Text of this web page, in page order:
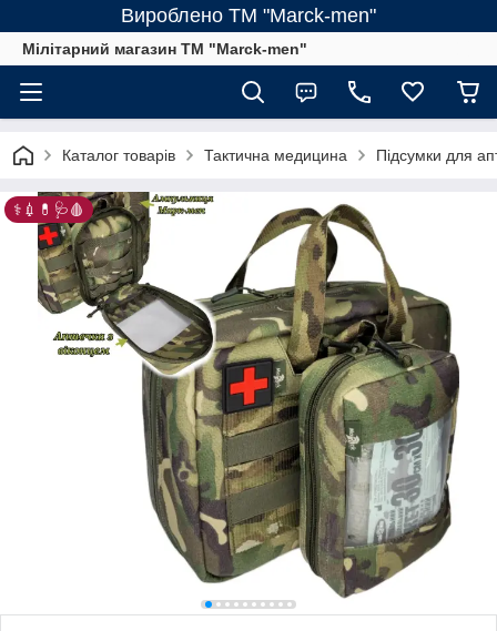
Вироблено ТМ "Marck-men"
Мілітарний магазин ТМ "Marck-men"
Каталог товарів Тактична медицина Підсумки для
⚕️💉💊🩺🩸